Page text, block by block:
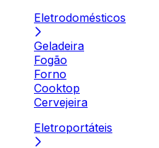
Eletrodomésticos
Geladeira
Fogão
Forno
Cooktop
Cervejeira
Eletroportáteis